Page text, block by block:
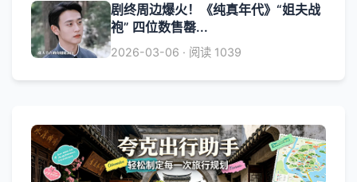
剧终周边爆火！《纯真年代》“姐夫战
袍” 四位数售罄...
2026-03-06 · 阅读 1039